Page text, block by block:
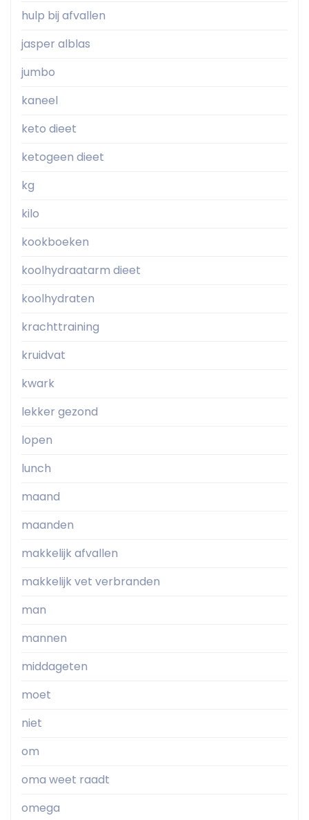
hulp bij afvallen
jasper alblas
jumbo
kaneel
keto dieet
ketogeen dieet
kg
kilo
kookboeken
koolhydraatarm dieet
koolhydraten
krachttraining
kruidvat
kwark
lekker gezond
lopen
lunch
maand
maanden
makkelijk afvallen
makkelijk vet verbranden
man
mannen
middageten
moet
niet
om
oma weet raadt
omega